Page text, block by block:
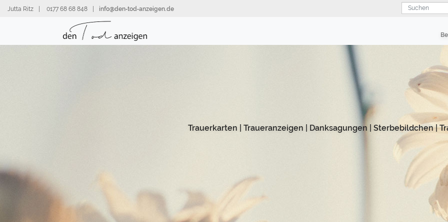
zumJutta Ritz 0177 68 68 848 info@den‑tod‑anzeigen.de Suchen
Trauerkarten Traueranzeigen Danksagungen Sterbebildchen|